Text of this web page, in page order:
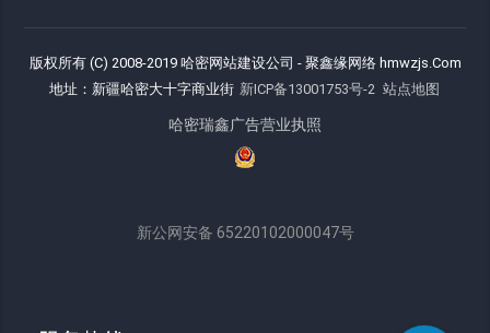
版权所有 (C) 2008-2019 哈密网站建设公司 - 聚鑫缘网络 hmwzjs.Com
地址：新疆哈密大十字商业街 新ICP备13001753号-2 站点地图
哈密瑞鑫广告营业执照
新公网安备 65220102000047号